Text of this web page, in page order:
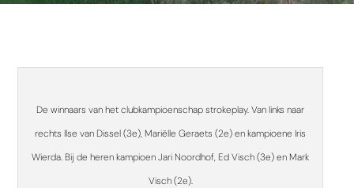
De winnaars van het clubkampioenschap strokeplay. Van links naar
rechts Ilse van Dissel (3e), Mariëlle Geraets (2e) en kampioene Iris
Wierda. Bij de heren kampioen Jari Noordhof, Ed Visch (3e) en Mark
Visch (2e).